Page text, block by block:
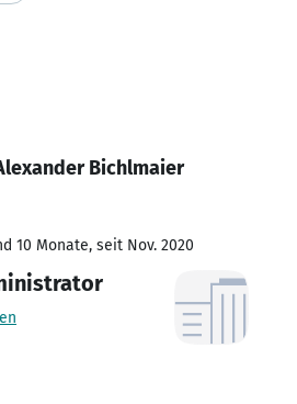
Bichlmaier
10 Monate, seit Nov. 2020